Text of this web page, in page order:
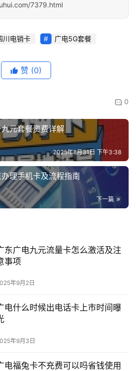
7379.html
川电销卡 广电5G套餐
赞 (0)
0
元套餐资费详解
2025年8月31日 下午3:38
理手机卡及流程指南
下一篇
东广电九元流量卡怎么激活及注
事项
年9月2日
电什么时候出电话卡上市时间曝
年9月3日
电福兔卡不充费可以吗省钱使用